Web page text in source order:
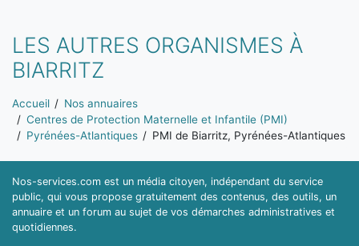
LES AUTRES ORGANISMES À
BIARRITZ
Vous êtes ici:
Accueil
Nos annuaires
Centres de Protection Maternelle et Infantile (PMI)
Pyrénées-Atlantiques
PMI de Biarritz, Pyrénées-Atlantiques
Nos-services.com est un média citoyen, indépendant du service
public, qui vous propose gratuitement des contenus, des outils, un
annuaire et un forum au sujet de vos démarches administratives et
quotidiennes.